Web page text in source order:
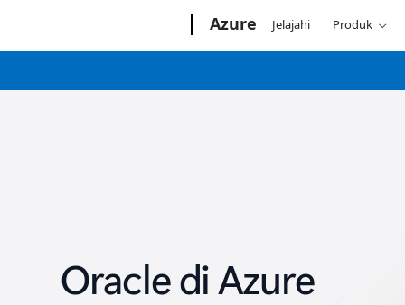
Azure Jelajahi Produk
Oracle di Azure